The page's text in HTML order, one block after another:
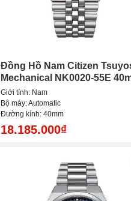
Đồng Hồ Nam Citizen
Mechanical NK0020-55E
Giới tính: Nam
Bộ máy: Automatic
Đường kính: 40mm
18.185.000₫